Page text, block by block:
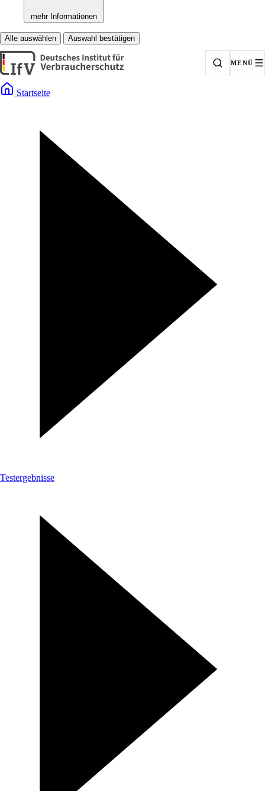
mehr Informationen
Alle auswählen Auswahl bestätigen
MENÜ
Startseite
Testergebnisse